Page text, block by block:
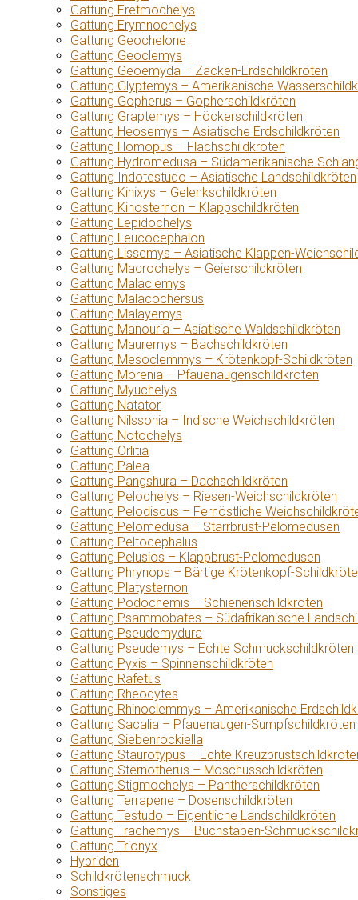
Gattung Eretmochelys
Gattung Erymnochelys
Gattung Geochelone
Gattung Geoclemys
Gattung Geoemyda – Zacken-Erdschildkröten
Gattung Glyptemys – Amerikanische
Gattung Gopherus – Gopherschildkröten
Gattung Graptemys – Höckerschildkröten
Gattung Heosemys – Asiatische Erdschildkröten
Gattung Homopus – Flachschildkröten
Gattung Hydromedusa – Südamerikanische
Gattung Indotestudo – Asiatische Landschildkröten
Gattung Kinixys – Gelenkschildkröten
Gattung Kinosternon – Klappschildkröten
Gattung Lepidochelys
Gattung Leucocephalon
Gattung Lissemys – Asiatische Klappen-
Gattung Macrochelys – Geierschildkröten
Gattung Malaclemys
Gattung Malacochersus
Gattung Malayemys
Gattung Manouria – Asiatische Waldschildkröten
Gattung Mauremys – Bachschildkröten
Gattung Mesoclemmys – Krötenkopf-Schildkröten
Gattung Morenia – Pfauenaugenschildkröten
Gattung Myuchelys
Gattung Natator
Gattung Nilssonia – Indische Weichschildkröten
Gattung Notochelys
Gattung Orlitia
Gattung Palea
Gattung Pangshura – Dachschildkröten
Gattung Pelochelys – Riesen-Weichschildkröten
Gattung Pelodiscus – Fernöstliche
Gattung Pelomedusa – Starrbrust-Pelomedusen
Gattung Peltocephalus
Gattung Pelusios – Klappbrust-Pelomedusen
Gattung Phrynops – Bärtige Krötenkopf-
Gattung Platysternon
Gattung Podocnemis – Schienenschildkröten
Gattung Psammobates – Südafrikanische
Gattung Pseudemydura
Gattung Pseudemys – Echte Schmuckschildkröten
Gattung Pyxis – Spinnenschildkröten
Gattung Rafetus
Gattung Rheodytes
Gattung Rhinoclemmys – Amerikanische
Gattung Sacalia – Pfauenaugen-Sumpfschildkröten
Gattung Siebenrockiella
Gattung Staurotypus – Echte
Gattung Sternotherus – Moschusschildkröten
Gattung Stigmochelys – Pantherschildkröten
Gattung Terrapene – Dosenschildkröten
Gattung Testudo – Eigentliche Landschildkröten
Gattung Trachemys – Buchstaben-
Gattung Trionyx
Hybriden
Schildkrötenschmuck
Sonstiges